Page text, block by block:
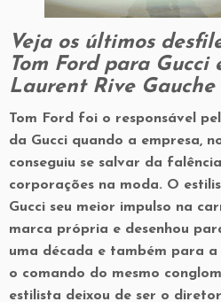
Veja os últimos
Tom Ford para Gucci
Laurent Rive Gauche
Tom Ford foi o responsável
da Gucci quando a empresa,
conseguiu se salvar da
corporações na moda. O
Gucci seu meior impulso na
marca própria e desenhou
uma década e também para
o comando do mesmo
estilista deixou de ser o